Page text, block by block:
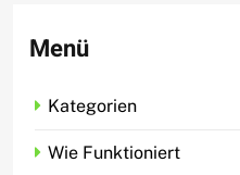
Wie funktioniert
wiefunktioniert24.de
Menü
Kategorien
Wie Funktioniert